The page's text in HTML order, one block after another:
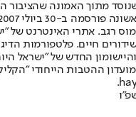
מתוך האמונה שהציבור
חיים. פלטפורמות
והיישומון החדש של
ההטבות הייחודי